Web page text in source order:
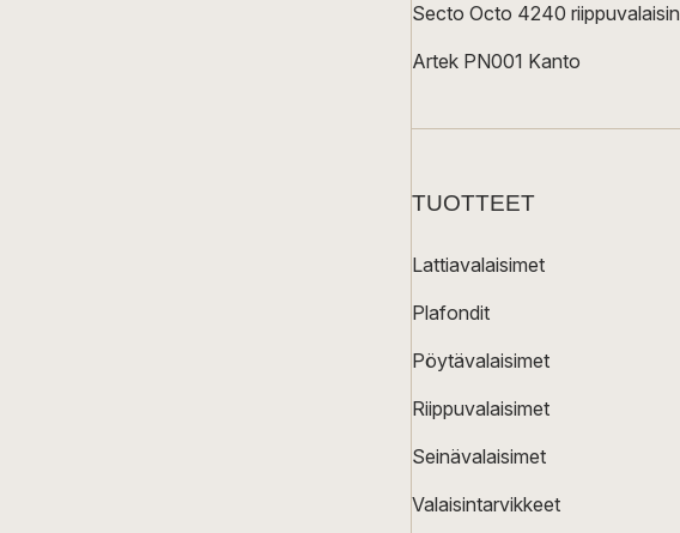
Secto Octo 4240 riippuvalaisin
Artek PN001 Kanto
TUOTTEET
Lattiavalaisimet
Plafondit
Pöytävalaisimet
Riippuvalaisimet
Seinävalaisimet
Valaisintarvikkeet